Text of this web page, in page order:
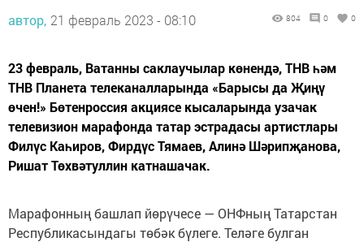
автор, 21 февраль 2023 - 08:10 804 0 0
23 февраль, Ватанны саклаучылар көнендә, ТНВ һәм
ТНВ Планета телеканалларында «Барысы да Җиңү
өчен!» Бөтенроссия акциясе кысаларында узачак
телевизион марафонда татар эстрадасы артистлары
Филүс Каһиров, Фирдүс Тямаев, Алинә Шәрипҗанова,
Ришат Төхвәтуллин катнашачак.
Марафонның башлап йөрүчесе — ОНФның Татарстан
Республикасындагы төбәк бүлеге. Теләге булган